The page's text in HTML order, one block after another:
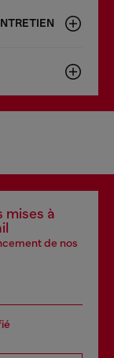
mises à
de nos